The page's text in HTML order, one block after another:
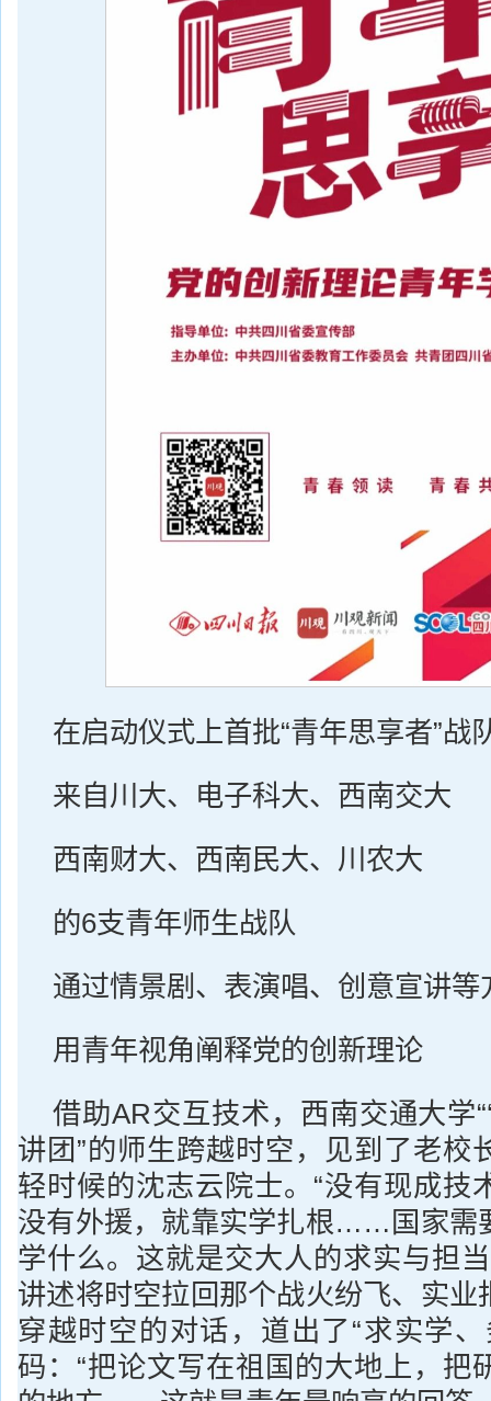
在启动仪式上首批“青年思享者”战
来自川大、电子科大、西南交大
西南财大、西南民大、川农大
的6支青年师生战队
通过情景剧、表演唱、创意宣讲等
用青年视角阐释党的创新理论
借助AR交互技术，西南交通大学
讲团”的师生跨越时空，见到了老校
轻时候的沈志云院士。“没有现成技
没有外援，就靠实学扎根……国家需
学什么。这就是交大人的求实与担
讲述将时空拉回那个战火纷飞、实业
穿越时空的对话，道出了“求实学
码：“把论文写在祖国的大地上，把